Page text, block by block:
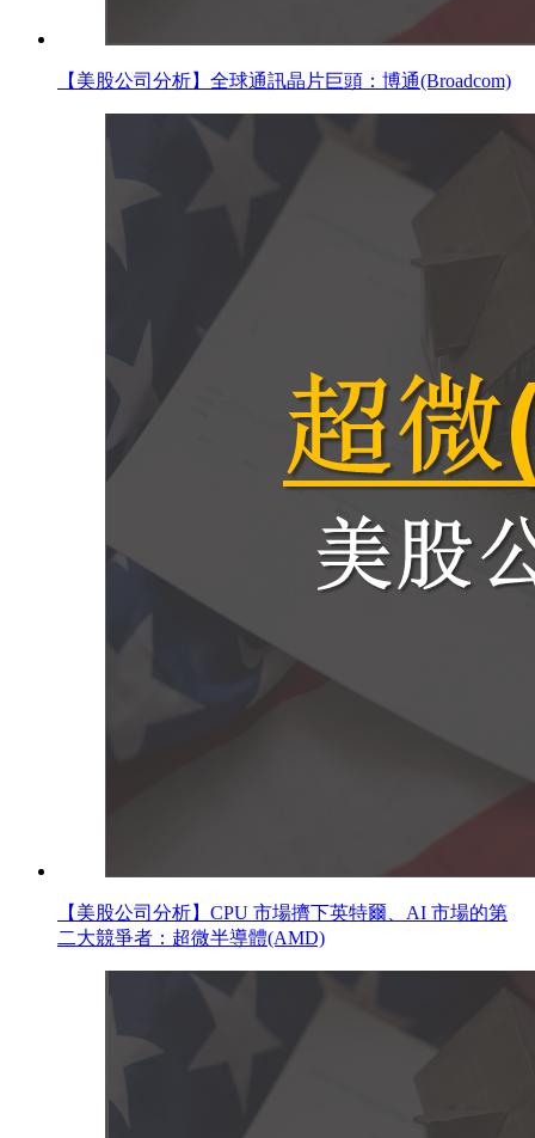
【美股公司分析】全球通訊晶片巨頭：博通(Broadcom)
【美股公司分析】CPU 市場擠下英特爾、AI 市場的第
二大競爭者：超微半導體(AMD)